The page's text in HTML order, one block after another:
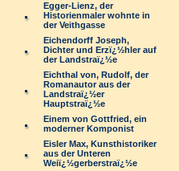
Egger-Lienz, der
Historienmaler wohnte in
der Veithgasse
Eichendorff Joseph,
Dichter und Erzï¿½hler auf
der Landstraï¿½e
Eichthal von, Rudolf, der
Romanautor aus der
Landstraï¿½er
Hauptstraï¿½e
Einem von Gottfried, ein
moderner Komponist
Eisler Max, Kunsthistoriker
aus der Unteren
Weiï¿½gerberstraï¿½e